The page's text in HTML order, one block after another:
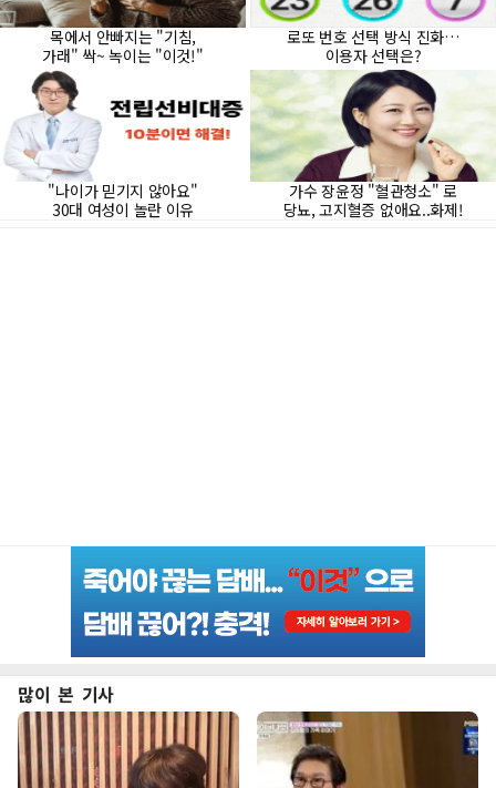
많이 본 기사